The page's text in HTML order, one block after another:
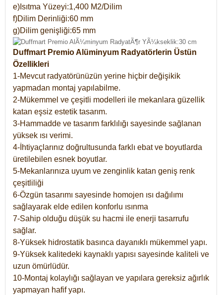
e)Isıtma Yüzeyi:1,400 M2/Dilim
f)Dilim Derinliği:60 mm
g)Dilim genişliği:65 mm
Duffmart Premio Alüminyum Radyatörlerin Üstün
Özellikleri
1-Mevcut radyatörünüzün yerine hiçbir değişikik
yapmadan montaj yapılabilme.
2-Mükemmel ve çeşitli modelleri ile mekanlara güzellik
katan eşsiz estetik tasarım.
3-Hammadde ve tasarım farklılığı sayesinde sağlanan
yüksek ısı verimi.
4-İhtiyaçlarınız doğrultusunda farklı ebat ve boyutlarda
üretilebilen esnek boyutlar.
5-Mekanlarınıza uyum ve zenginlik katan geniş renk
çeşitliliği
6-Özgün tasarımı sayesinde homojen ısı dağılımı
sağlayarak elde edilen konforlu ısınma
7-Sahip olduğu düşük su hacmi ile enerji tasarrufu
sağlar.
8-Yüksek hidrostatik basınca dayanıklı mükemmel yapı.
9-Yüksek kalitedeki kaynaklı yapısı sayesinde kaliteli ve
uzun ömürlüdür.
10-Montaj kolaylığı sağlayan ve yapılara gereksiz ağırlık
yapmayan hafif yapı.